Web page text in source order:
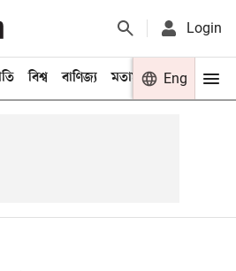
Login
বিশ্ব বাণিজ্য মতামত খেলা
Eng